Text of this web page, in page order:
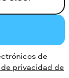
de
privacidad de